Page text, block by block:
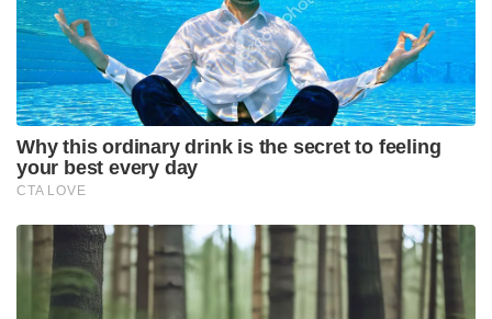
सीखना चाहिए। यही एकमात्र तरीका है जिससे हम बच्चों को
आपसी सम्मान, आपसी समझ और आपसी स्वीकृति सिखा
सकते हैं,” उसने कहा।